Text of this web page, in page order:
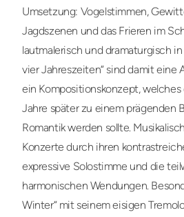
Umsetzung: Vogelstimmen,
Jagdszenen und das Frieren im
lautmalerisch und dramaturgisch
vier Jahreszeiten“ sind damit eine
ein Kompositionskonzept,
Jahre später zu einem prägenden
Romantik werden sollte.
Konzerte durch ihren
expressive Solostimme und die
harmonischen Wendungen.
Winter“ mit seinem eisigen